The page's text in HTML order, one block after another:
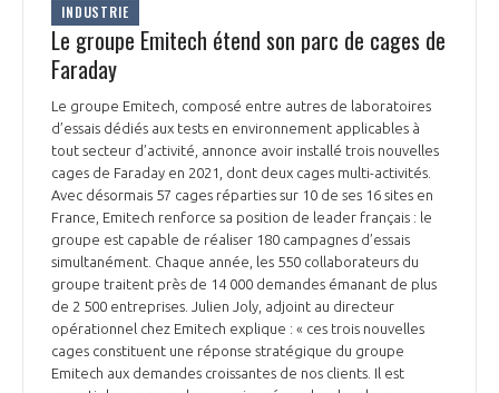
INDUSTRIE
Le groupe Emitech étend son parc de cages de
Faraday
Le groupe Emitech, composé entre autres de laboratoires
d’essais dédiés aux tests en environnement applicables à
tout secteur d’activité, annonce avoir installé trois nouvelles
cages de Faraday en 2021, dont deux cages multi-activités.
Avec désormais 57 cages réparties sur 10 de ses 16 sites en
France, Emitech renforce sa position de leader français : le
groupe est capable de réaliser 180 campagnes d’essais
simultanément. Chaque année, les 550 collaborateurs du
groupe traitent près de 14 000 demandes émanant de plus
de 2 500 entreprises. Julien Joly, adjoint au directeur
opérationnel chez Emitech explique : « ces trois nouvelles
cages constituent une réponse stratégique du groupe
Emitech aux demandes croissantes de nos clients. Il est